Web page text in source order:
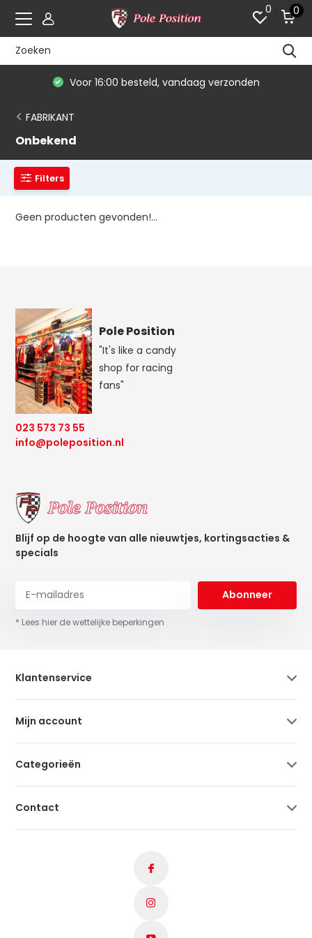
0 0
Voor 16:00 besteld, vandaag verzonden
FABRIKANT
Onbekend
Filters
Geen producten gevonden!...
Pole Position
"It's like a candy
shop for racing
fans"
023 573 73 55
info@poleposition.nl
Blijf op de hoogte van alle nieuwtjes, kortingsacties &
specials
Abonneer
* Lees hier de wettelijke beperkingen
Klantenservice
Mijn account
Categorieën
Contact